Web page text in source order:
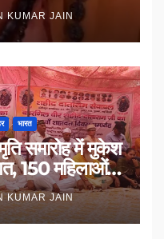
KUMAR JAIN
भारत
समारोह में मुकेश
150 महिलाओं
KUMAR JAIN